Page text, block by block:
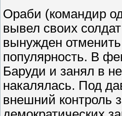
Ораби (командир
вывел своих
вынужден
популярность. В
Баруди и занял в
накалялась. Под
внешний контроль